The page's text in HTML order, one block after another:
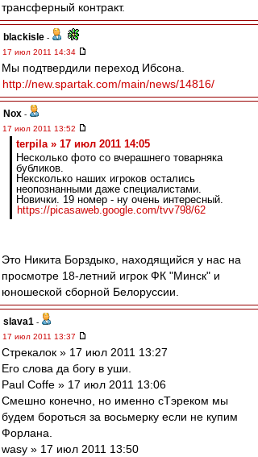
трансферный контракт.
blackisle -
17 июл 2011 14:34
Мы подтвердили переход Ибсона.
http://new.spartak.com/main/news/14816/
Nox -
17 июл 2011 13:52
terpila » 17 июл 2011 14:05
Несколько фото со вчерашнего товарняка
бубликов.
Нексколько наших игроков остались
неопознанными даже специалистами.
Новички. 19 номер - ну очень интересный.
https://picasaweb.google.com/tvv798/62
Это Никита Борздыко, находящийся у нас на
просмотре 18-летний игрок ФК "Минск" и
юношеской сборной Белоруссии.
slava1 -
17 июл 2011 13:37
Стрекалок » 17 июл 2011 13:27
Его слова да богу в уши.
Paul Coffe » 17 июл 2011 13:06
Смешно конечно, но именно сТэреком мы
будем бороться за восьмерку если не купим
Форлана.
wasy » 17 июл 2011 13:50